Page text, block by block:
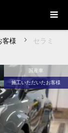
客様
セラミ
国産車
施工いただいたお客様